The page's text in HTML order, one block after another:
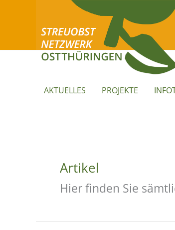
AKTUELLES PROJEKTE
Artikel
Hier finden Sie